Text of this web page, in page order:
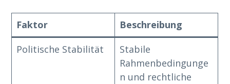
Faktor
Beschreibung
Politische Stabilität
Stabile
Rahmenbedingunge
n und rechtliche